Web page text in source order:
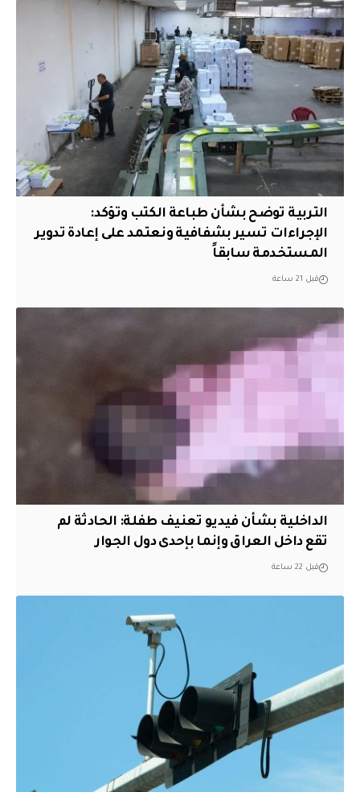
التربية توضح بشأن طباعة الكتب وتؤكد:
الإجراءات تسير بشفافية ونعتمد على إعادة تدوير
المستخدمة سابقاً
قبل 21 ساعة
الداخلية بشأن فيديو تعنيف طفلة: الحادثة لم
تقع داخل العراق وإنما بإحدى دول الجوار
قبل 22 ساعة